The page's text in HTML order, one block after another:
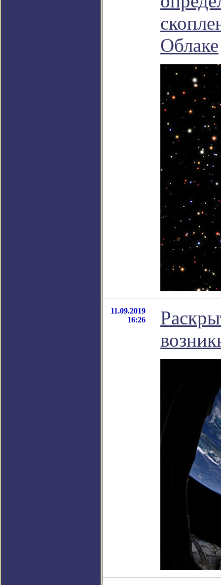
Облаке
11.09.2019
16:26